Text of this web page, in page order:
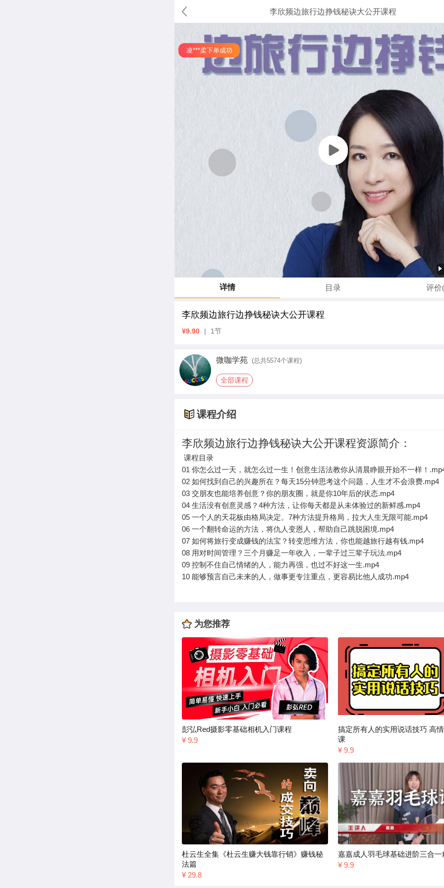
李欣频边旅行边挣钱秘诀大公开课程
凌***柔下单成功
详情 目录 评价
李欣频边旅行边挣钱秘诀大公开课程
¥9.90 | 1节
微咖学苑 (总共5574个课程)
全部课程
课程介绍
李欣频边旅行边挣钱秘诀大公开课程资源简介：
课程目录
01 你怎么过一天，就怎么过一生！创意生活法教你从清晨睁眼开始不一样！
02 如何找到自己的兴趣所在？每天15分钟思考这个问题，人生才不会浪费.mp4
03 交朋友也能培养创意？你的朋友圈，就是你10年后的状态.mp4
04 生活没有创意灵感？4种方法，让你每天都是从未体验过的新鲜感.mp4
05 一个人的天花板由格局决定。7种方法提升格局，拉大人生无限可能.mp4
06 一个翻转命运的方法，将仇人变恩人，帮助自己跳脱困境.mp4
07 如何将旅行变成赚钱的法宝？转变思维方法，你也能越旅行越有钱.mp4
08 用对时间管理？三个月赚足一年收入，一辈子过三辈子玩法.mp4
09 控制不住自己情绪的人，能力再强，也过不好这一生.mp4
10 能够预言自己未来的人，做事更专注重点，更容易比他人成功.mp4
为您推荐
彭弘Red摄影零基础相机入门课程
¥ 9.9
搞定所有人的实用说话技巧 高
课
¥ 9.9
杜云生全集《杜云生赚大钱靠行销》赚钱秘
法篇
¥ 29.8
嘉嘉成人羽毛球基础进阶三合一
¥ 9.9